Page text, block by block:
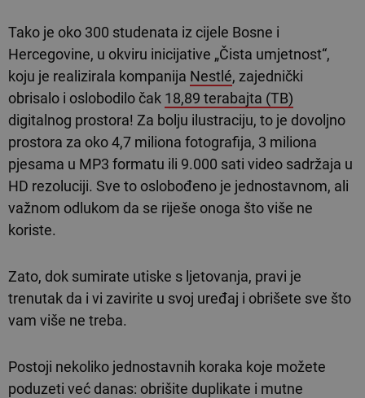
Tako je oko 300 studenata iz cijele Bosne i
Hercegovine, u okviru inicijative „Čista umjetnost“,
koju je realizirala kompanija Nestlé, zajednički
obrisalo i oslobodilo čak 18,89 terabajta (TB)
digitalnog prostora! Za bolju ilustraciju, to je dovoljno
prostora za oko 4,7 miliona fotografija, 3 miliona
pjesama u MP3 formatu ili 9.000 sati video sadržaja u
HD rezoluciji. Sve to oslobođeno je jednostavnom, ali
važnom odlukom da se riješe onoga što više ne
koriste.
Zato, dok sumirate utiske s ljetovanja, pravi je
trenutak da i vi zavirite u svoj uređaj i obrišete sve što
vam više ne treba.
Postoji nekoliko jednostavnih koraka koje možete
poduzeti već danas: obrišite duplikate i mutne